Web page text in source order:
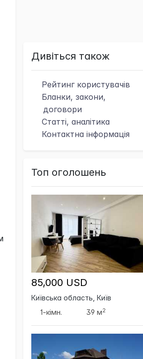
Дивіться також
Рейтинг користувачів
Бланки, закони,
договори
Статті, аналітика
Контактна інформація
Топ оголошень
85,000 USD
Київська область, Київ
1-кімн.
39 м2